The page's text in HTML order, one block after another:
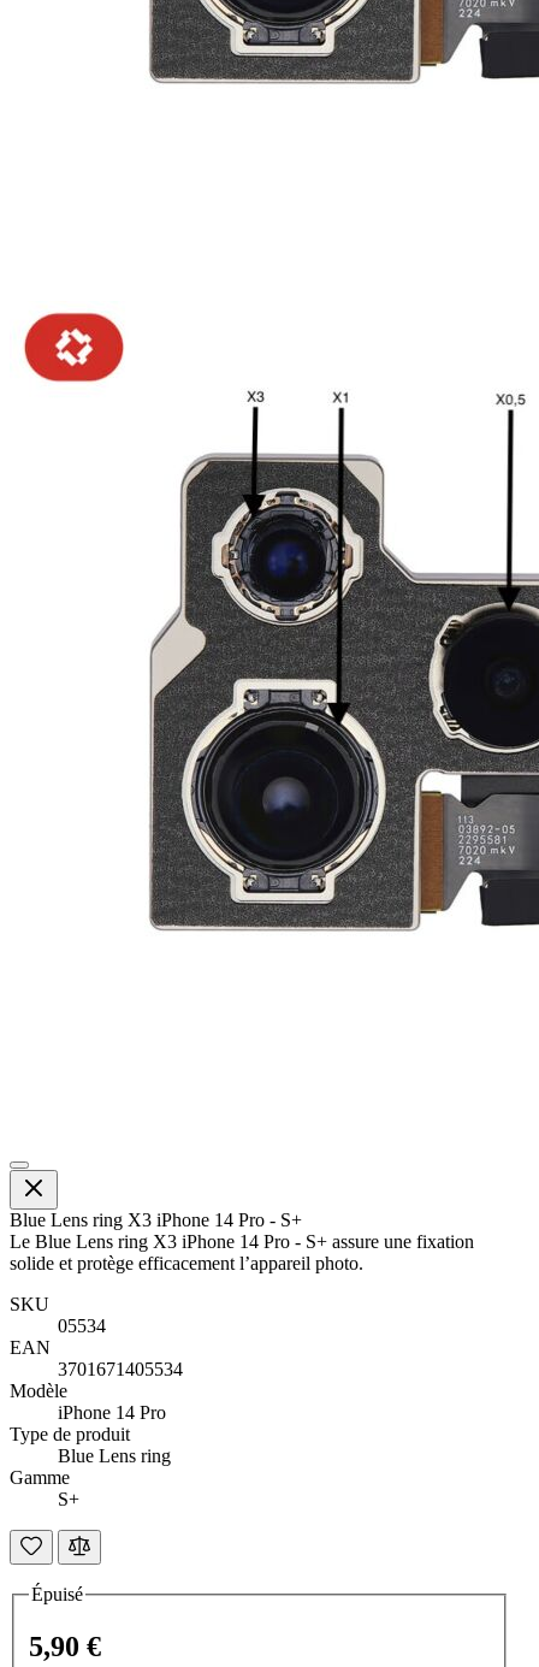
Blue Lens ring X3 iPhone 14 Pro - S+
Le Blue Lens ring X3 iPhone 14 Pro - S+ assure une fixation
solide et protège efficacement l’appareil photo.
SKU
05534
EAN
3701671405534
Modèle
iPhone 14 Pro
Type de produit
Blue Lens ring
Gamme
S+
Épuisé
5,90 €